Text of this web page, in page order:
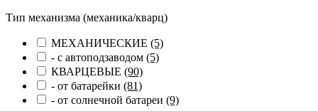
Тип механизма (механика/кварц)
МЕХАНИЧЕСКИЕ (5)
- с автоподзаводом (5)
КВАРЦЕВЫЕ (90)
- от батарейки (81)
- от солнечной батареи (9)